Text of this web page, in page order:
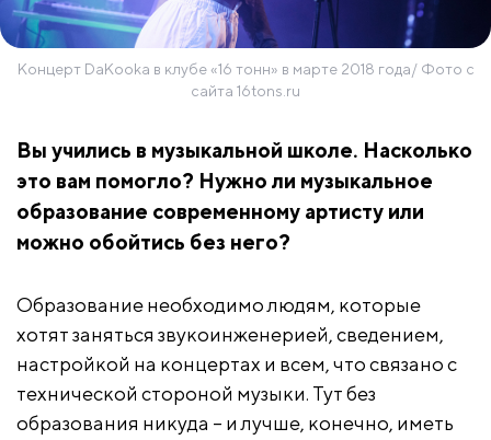
Концерт DaKooka в клубе «16 тонн» в марте 2018 года/ Фото с
сайта 16tons.ru
Вы учились в музыкальной школе. Насколько
это вам помогло? Нужно ли музыкальное
образование современному артисту или
можно обойтись без него?
Образование необходимо людям, которые
хотят заняться звукоинженерией, сведением,
настройкой на концертах и всем, что связано с
технической стороной музыки. Тут без
образования никуда – и лучше, конечно, иметь